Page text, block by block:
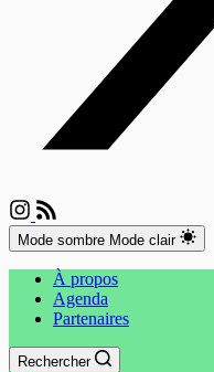
Mode sombre Mode clair
À propos
Agenda
Partenaires
Rechercher